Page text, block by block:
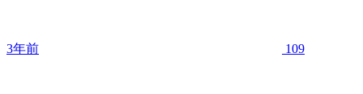
3年前 109